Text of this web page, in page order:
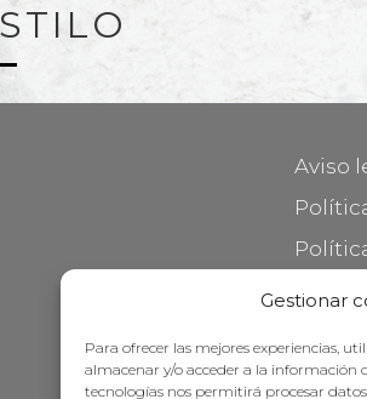
Gestionar
Para ofrecer las mejores experiencias,
almacenar y/o acceder a la información
tecnologías nos permitirá procesar
Aviso